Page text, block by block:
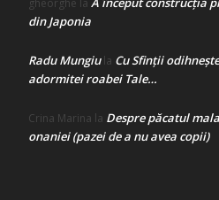
gheorghe la
din Japonia
Radu Mungiula Cu Sfinții
adormitei roabei Tale…
Crina Marina la Despre păcatul
onaniei (pazei de a nu avea copii)